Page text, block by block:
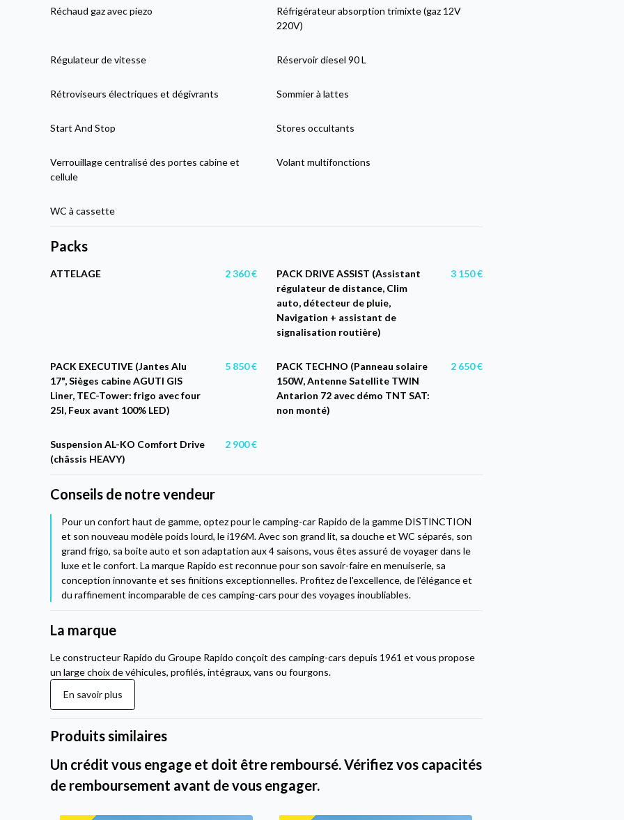
Réchaud gaz avec piezo
Réfrigérateur absorption trimixte (gaz 12V
220V)
Régulateur de vitesse Réservoir diesel 90 L
Rétroviseurs électriques et dégivrants Sommier à lattes
Start And Stop Stores occultants
Verrouillage centralisé des portes cabine et
cellule
Volant multifonctions
WC à cassette
Packs
ATTELAGE 2 360 €
PACK DRIVE ASSIST (Assistant
régulateur de distance, Clim
auto, détecteur de pluie,
Navigation + assistant de
signalisation routière)
3 150 €
PACK EXECUTIVE (Jantes Alu
17", Sièges cabine AGUTI GIS
Liner, TEC-Tower: frigo avec four
25l, Feux avant 100% LED)
5 850 €
PACK TECHNO (Panneau solaire
150W, Antenne Satellite TWIN
Antarion 72 avec démo TNT SAT:
non monté)
2 650 €
Suspension AL-KO Comfort Drive
(châssis HEAVY)
2 900 €
Conseils de notre vendeur
Pour un confort haut de gamme, optez pour le camping-car Rapido de la gamme DISTINCTION
et son nouveau modèle poids lourd, le i196M. Avec son grand lit, sa douche et WC séparés, son
grand frigo, sa boite auto et son adaptation aux 4 saisons, vous êtes assuré de voyager dans le
luxe et le confort. La marque Rapido est reconnue pour son savoir-faire en menuiserie, sa
conception innovante et ses finitions exceptionnelles. Profitez de l'excellence, de l'élégance et
du raffinement incomparable de ces camping-cars pour des voyages inoubliables.
La marque
Le constructeur Rapido du Groupe Rapido conçoit des camping-cars depuis 1961 et vous propose
un large choix de véhicules, profilés, intégraux, vans ou fourgons.
En savoir plus
Produits similaires
Un crédit vous engage et doit être remboursé. Vérifiez vos capacités
de remboursement avant de vous engager.